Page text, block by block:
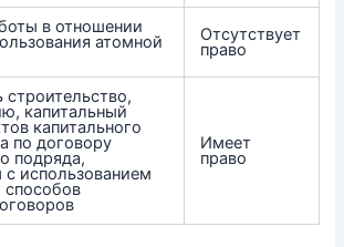
в отношении
атомной Отсутствует
право
строительство,
капитальный
капитального
по договору
подряда,
использованием
способов
Имеет
право